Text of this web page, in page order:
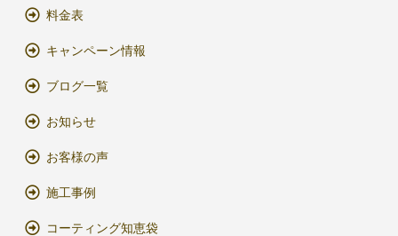
料金表
キャンペーン情報
ブログ一覧
お知らせ
お客様の声
施工事例
コーティング知恵袋